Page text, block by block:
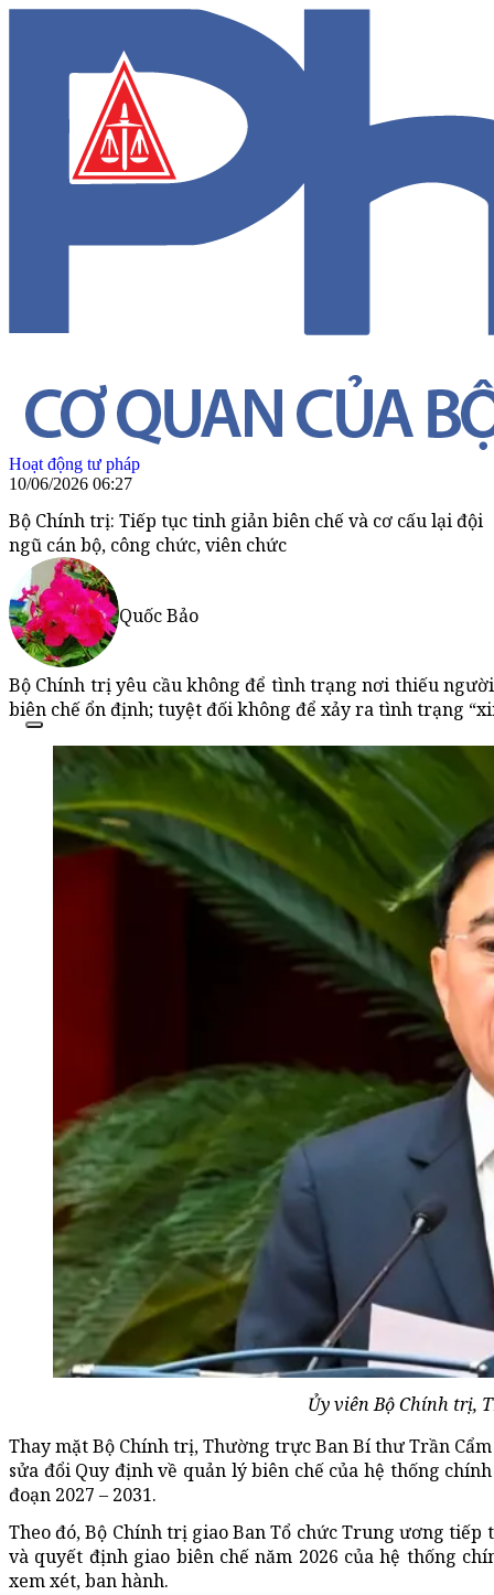
Hoạt động tư pháp
10/06/2026 06:27
Bộ Chính trị: Tiếp tục tinh giản biên chế và cơ cấu lại đội
ngũ cán bộ, công chức, viên chức
Quốc Bảo
Bộ Chính trị yêu cầu không để tình trạng nơi thiếu
biên chế ổn định; tuyệt đối không để xảy ra tình trạng
Ủy viên Bộ Chính trị,
Thay mặt Bộ Chính trị, Thường trực Ban Bí thư Trần
sửa đổi Quy định về quản lý biên chế của hệ thống
đoạn 2027 – 2031.
Theo đó, Bộ Chính trị giao Ban Tổ chức Trung ương
và quyết định giao biên chế năm 2026 của hệ thống
xem xét, ban hành.